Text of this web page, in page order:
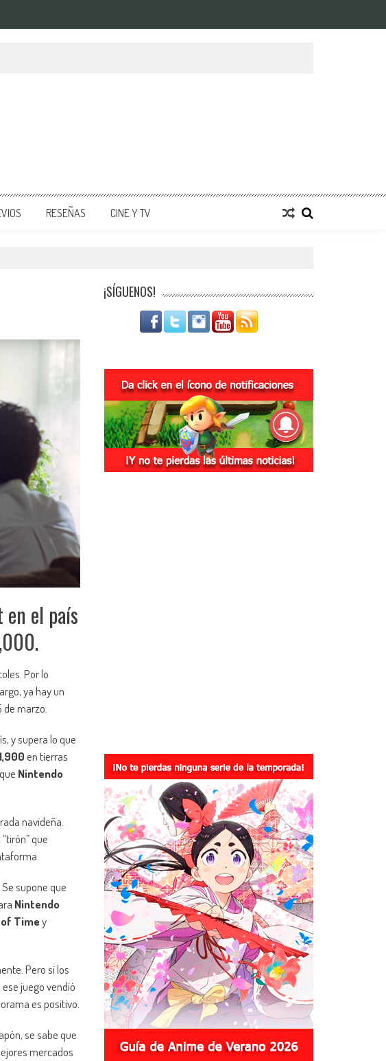
RESEÑAS CINE Y TV
el país
Por lo
ya hay un
de marzo.
y supera lo que
en tierras
Nintendo
navideña.
que
Se supone que
Nintendo
Timey
Pero si los
juego vendió
es positivo.
se sabe que
mercados
¡SÍGUENOS!